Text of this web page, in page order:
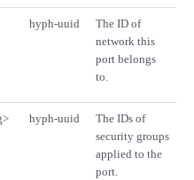
hyph-uuid
The ID of
network this
port belongs
to.
hyph-uuid
The IDs of
security groups
applied to the
port.